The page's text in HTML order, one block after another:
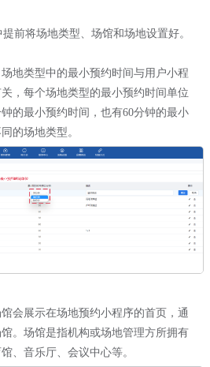
前将场地类型、场馆和场地设置好。
地类型中的最小预约时间与用户小程
，每个场地类型的最小预约时间单位
的最小预约时间，也有60分钟的最小
的场地类型。
会展示在场地预约小程序的首页，通
。 场馆是指机构或场地管理方所拥有
、音乐厅、会议中心等。